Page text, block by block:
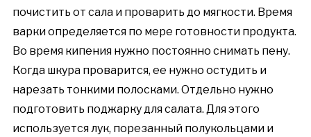
почистить от сала и проварить до мягкости. Время
варки определяется по мере готовности продукта.
Во время кипения нужно постоянно снимать пену.
Когда шкура проварится, ее нужно остудить и
нарезать тонкими полосками. Отдельно нужно
подготовить поджарку для салата. Для этого
используется лук, порезанный полукольцами и